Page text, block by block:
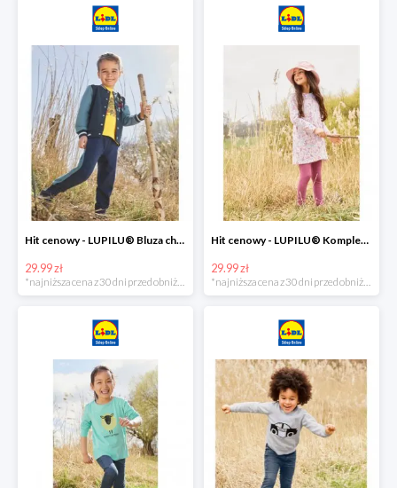
Hit cenowy - LUPILU® Bluza chłopięca w stylu college
29.99 zł
*najniższa cena z 30 dni przed obniżką
Hit cenowy - LUPILU® Komplet dziewczęcy (sukienka + legginsy)
29.99 zł
*najniższa cena z 30 dni przed obniżką